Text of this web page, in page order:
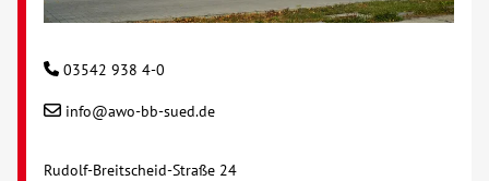
03542 938 4-0
info@awo-bb-sued.de
Rudolf-Breitscheid-Straße 24